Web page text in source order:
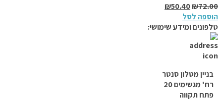
₪72.00
₪50.40
הוספה לסל
טלפונים ומידע שימושי:
בניין מטלון סנטר
רח' מגשימים 20
פתח תקווה